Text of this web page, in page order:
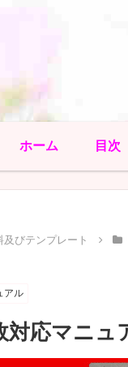
ホーム 目次
びテンプレート
アル
対応マニュ